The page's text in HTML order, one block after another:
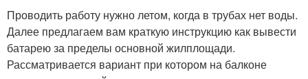
Проводить работу нужно летом, когда в трубах нет воды.
Далее предлагаем вам краткую инструкцию как вывести
батарею за пределы основной жилплощади.
Рассматривается вариант при котором на балконе